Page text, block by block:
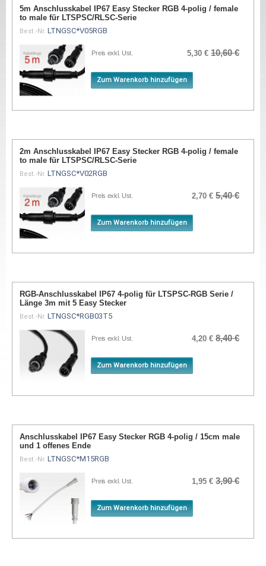
5m Anschlusskabel IP67 Easy Stecker RGB 4-polig / female
to male für LTSPSC/RLSC-Serie
Best.-Nr. LTNGSC*V05RGB
Preis exkl. Ust. 5,30 € 10,60 €
Zum Warenkorb hinzufügen
2m Anschlusskabel IP67 Easy Stecker RGB 4-polig / female
to male für LTSPSC/RLSC-Serie
Best.-Nr. LTNGSC*V02RGB
Preis exkl. Ust. 2,70 € 5,40 €
Zum Warenkorb hinzufügen
RGB-Anschlusskabel IP67 4-polig für LTSPSC-RGB Serie /
Länge 3m mit 5 Easy Stecker
Best.-Nr. LTNGSC*RGB03T5
Preis exkl. Ust. 4,20 € 8,40 €
Zum Warenkorb hinzufügen
Anschlusskabel IP67 Easy Stecker RGB 4-polig / 15cm male
und 1 offenes Ende
Best.-Nr. LTNGSC*M15RGB
Preis exkl. Ust. 1,95 € 3,90 €
Zum Warenkorb hinzufügen